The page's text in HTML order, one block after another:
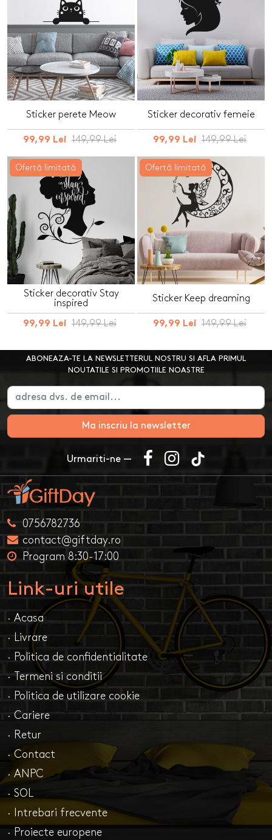
Sticker perete Meow
99,99 Lei 149,99 Lei
Sticker decorativ femeie
99,99 Lei 149,99 Lei
Ofertă limitată
Sticker decorativ Stay
inspired
99,99 Lei 149,99 Lei
Ofertă limitată
Sticker Keep dreaming
99,99 Lei 149,99 Lei
ABONEAZA-TE LA NEWSLETTERUL NOSTRU SI AFLA PRIMUL
NOUTATILE SI PROMOTIILE NOASTRE
Ma inscriu la newsletter
Urmariti-ne —
0756782736
contact@giftday.ro
Program 8:30-17:00
Link-uri utile
· Acasa
· Livrare
· Politica de confidentialitate
· Termeni si conditii
· Politica de utilizare cookie
· Cariere
· Retur
· Contact
· ANPC
· SOL
· Intrebari frecvente
· Proiecte europene